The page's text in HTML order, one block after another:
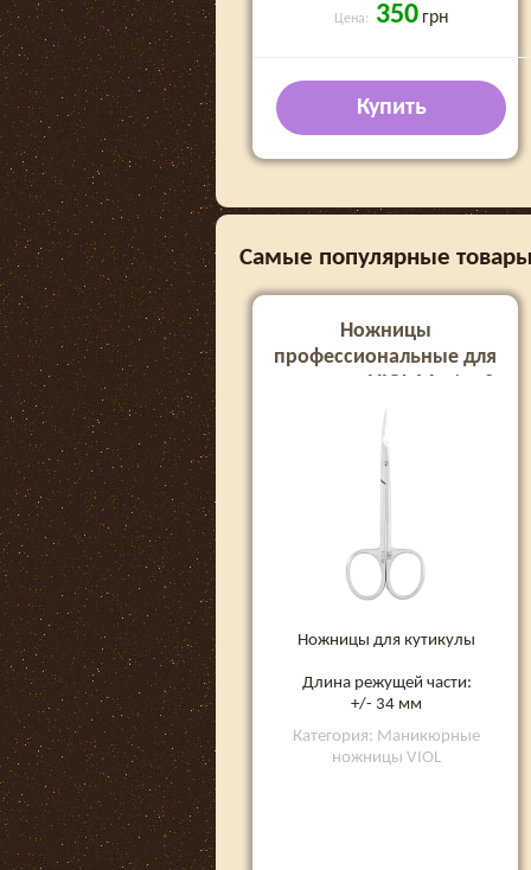
Цена: 350 грн
Купить
Самые популярные
Ножницы
профессиональные для
кутикулы VIOL Master 2
form R
Ножницы для кутикулы
Длина режущей части:
+/- 34 мм
Категория: Маникюрные
ножницы VIOL